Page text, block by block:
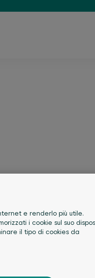
e renderlo più utile.
i cookie sul suo
il tipo di cookies da